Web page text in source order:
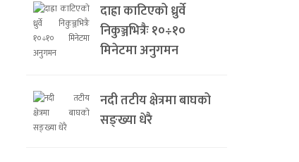
दाह्रा काटिएको ध्रुर्वे
निकुञ्जभित्रैः १०÷१०
मिनेटमा अनुगमन
नदी तटीय क्षेत्रमा बाघको
सङ्ख्या धेरै